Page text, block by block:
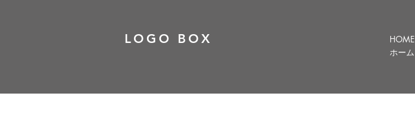
LOGO BOX
HOME
ホーム